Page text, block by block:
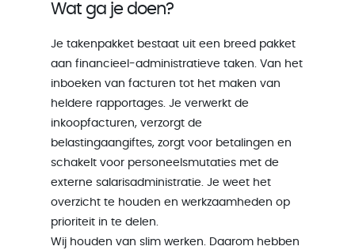
Wat ga je doen?
Je takenpakket bestaat uit een breed pakket
aan financieel-administratieve taken. Van het
inboeken van facturen tot het maken van
heldere rapportages. Je verwerkt de
inkoopfacturen, verzorgt de
belastingaangiftes, zorgt voor betalingen en
schakelt voor personeelsmutaties met de
externe salarisadministratie. Je weet het
overzicht te houden en werkzaamheden op
prioriteit in te delen.
Wij houden van slim werken. Daarom hebben